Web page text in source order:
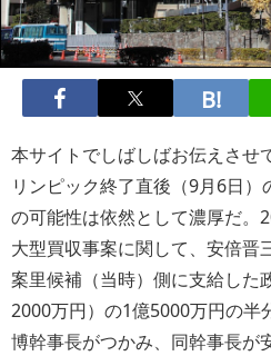
本サイトでしばしばお伝えさせ
リンピック終了直後（9月6日
の可能性は依然として濃厚だ。
大型買収事案に関して、安倍晋
案里候補（当時）側に支給した
2000万円）の1億5000万円の半
博幹事長がつかみ、同幹事長が